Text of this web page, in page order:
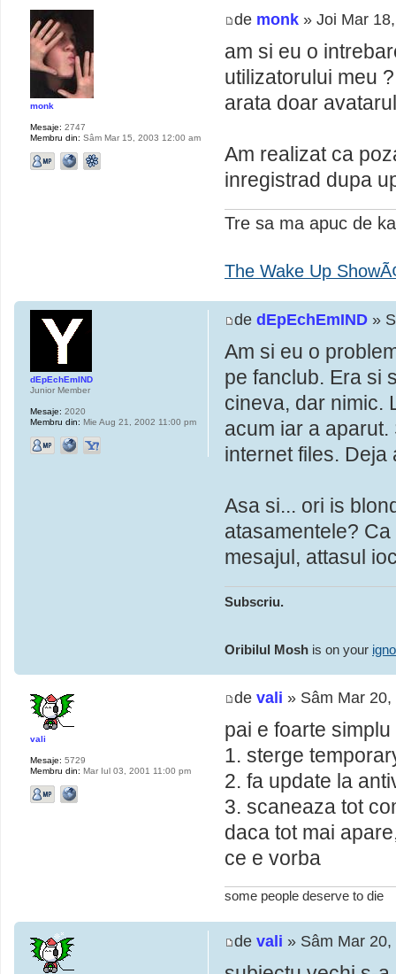
de monk » Joi Mar
am si eu o
utilizatorului meu
arata doar
Am realizat ca
inregistrad dupa
Tre sa ma apuc de
The Wake Up
monk
Mesaje: 2747
Membru din: Sâm Mar 15, 2003 12:00 am
de dEpEchEmIND »
Am si eu o
pe fanclub. Era si
cineva, dar nimic.
acum iar a
internet files.
Asa si... ori is
atasamentele?
mesajul, attasul
Subscriu.
Oribilul Mosh is on your
dEpEchEmIND
Junior Member
Mesaje: 2020
Membru din: Mie Aug 21, 2002 11:00 pm
de vali » Sâm Mar
pai e foarte simplu
1. sterge
2. fa update la
3. scaneaza tot
daca tot mai
ce e vorba
some people deserve to die
vali
Mesaje: 5729
Membru din: Mar Iul 03, 2001 11:00 pm
de vali » Sâm Mar